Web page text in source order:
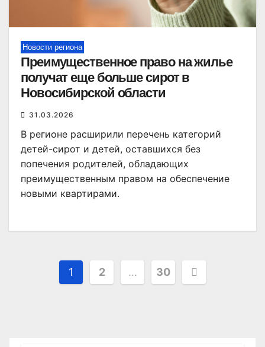
Новости региона
Преимущественное право на жилье
получат еще больше сирот в
Новосибирской области
31.03.2026
В регионе расширили перечень категорий
детей-сирот и детей, оставшихся без
попечения родителей, обладающих
преимущественным правом на обеспечение
новыми квартирами.
Пагинация
1 2 … 30